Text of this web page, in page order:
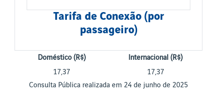
Tarifa de Conexão (por
passageiro)
Doméstico (R$)
Internacional (R$)
17,37
17,37
Consulta Pública realizada em 24 de junho de 2025